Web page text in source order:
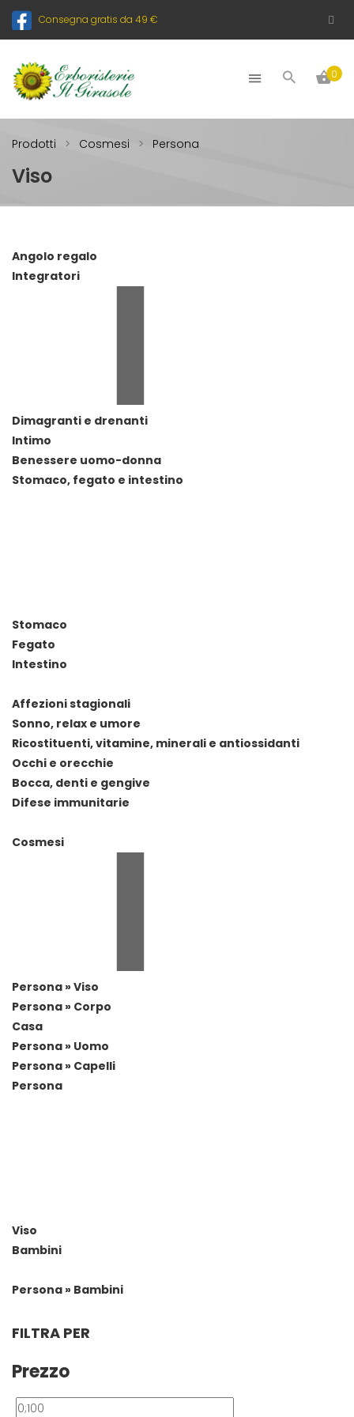
Consegna gratis da 49 €
0
Prodotti Cosmesi Persona
Viso
Angolo regalo
Integratori
Dimagranti e drenanti
Intimo
Benessere uomo-donna
Stomaco, fegato e intestino
Stomaco
Fegato
Intestino
Affezioni stagionali
Sonno, relax e umore
Ricostituenti, vitamine, minerali e antiossidanti
Occhi e orecchie
Bocca, denti e gengive
Difese immunitarie
Cosmesi
Persona » Viso
Persona » Corpo
Casa
Persona » Uomo
Persona » Capelli
Persona
Viso
Bambini
Persona » Bambini
FILTRA PER
Prezzo